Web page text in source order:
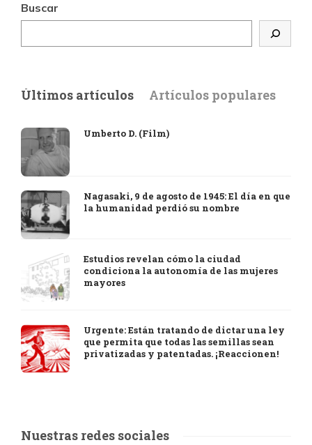
Buscar
Últimos artículos Artículos populares
Umberto D. (Film)
Nagasaki, 9 de agosto de 1945: El día en que
la humanidad perdió su nombre
Estudios revelan cómo la ciudad
condiciona la autonomía de las mujeres
mayores
Urgente: Están tratando de dictar una ley
que permita que todas las semillas sean
privatizadas y patentadas. ¡Reaccionen!
Nuestras redes sociales